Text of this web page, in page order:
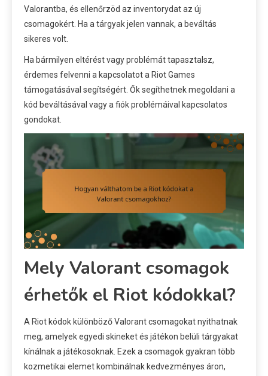
Valorantba, és ellenőrzöd az inventorydat az új
csomagokért. Ha a tárgyak jelen vannak, a beváltás
sikeres volt.
Ha bármilyen eltérést vagy problémát tapasztalsz,
érdemes felvenni a kapcsolatot a Riot Games
támogatásával segítségért. Ők segíthetnek megoldani a
kód beváltásával vagy a fiók problémáival kapcsolatos
gondokat.
Mely Valorant csomagok
érhetők el Riot kódokkal?
A Riot kódok különböző Valorant csomagokat nyithatnak
meg, amelyek egyedi skineket és játékon belüli tárgyakat
kínálnak a játékosoknak. Ezek a csomagok gyakran több
kozmetikai elemet kombinálnak kedvezményes áron,